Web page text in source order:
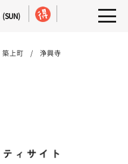
(SUN)
築上町 浄興寺